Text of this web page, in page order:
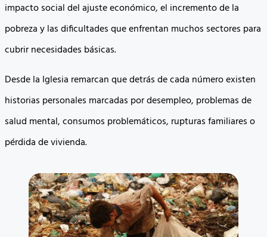
impacto social del ajuste económico, el incremento de la
pobreza y las dificultades que enfrentan muchos sectores para
cubrir necesidades básicas.
Desde la Iglesia remarcan que detrás de cada número existen
historias personales marcadas por desempleo, problemas de
salud mental, consumos problemáticos, rupturas familiares o
pérdida de vivienda.